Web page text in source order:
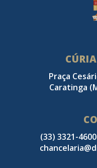
Praça
Caratinga
(33) 3321-